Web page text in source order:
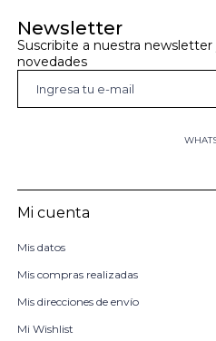
Newsletter
Suscribite a nuestra
novedades
Mi cuenta
Mis datos
Mis compras realizadas
Mis direcciones de envío
Mi Wishlist